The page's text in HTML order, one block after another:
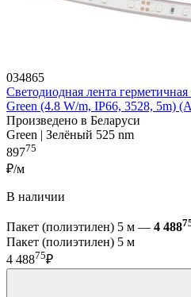
034865
Светодиодная лента
Green (4.8 W/m, IP66, 3528, 5m)
Произведено в Беларуси
Green | Зелёный 525 nm
89775
₽/м
В наличии
Пакет (полиэтилен) 5 м — 4 488
Пакет (полиэтилен) 5 м
4 48875₽